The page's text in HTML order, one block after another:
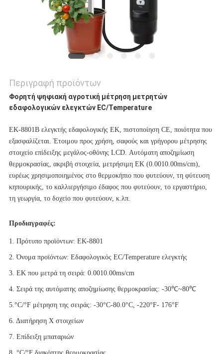
Περιγραφή προϊόντων
Φορητή ψηφιακή αγροτική μέτρηση μετρητών
εδαφολογικών ελεγκτών EC/Temperature
ΕΚ-8801B ελεγκτής εδαφολογικής ΕΚ, πιστοποίηση CE, ποιότητα που
εξασφαλίζεται. Έτοιμου προς χρήση, σαφούς και γρήγορου μέτρησης
στοιχείο επίδειξης μεγάλος-οθόνης LCD. Αυτόματη αποζημίωση
θερμοκρασίας, ακριβή στοιχεία, μετρήσιμη ΕΚ (0.0010.00ms/cm),
ευρέως χρησιμοποιημένος στο θερμοκήπιο που φυτεύουν, τη φύτευση
κηπουρικής, το καλλιεργήσιμο έδαφος που φυτεύουν, το εργαστήριο,
τη γεωργία, το δοχείο που φυτεύουν, κ.λπ.
Προδιαγραφές:
1. Πρότυπο προϊόντων: ΕΚ-8801
2. Όνομα προϊόντων: Εδαφολογικός EC/Temperature ελεγκτής
3. ΕΚ που μετρά τη σειρά: 0.0010.00ms/cm
4. Σειρά της αυτόματης αποζημίωσης θερμοκρασίας: -30℃~80℃
5.°C/°F μέτρηση της σειράς: -30°C-80.0°C, -220°F- 176°F
6. Διατήρηση Χ στοιχείων
7. Επίδειξη μπαταριών